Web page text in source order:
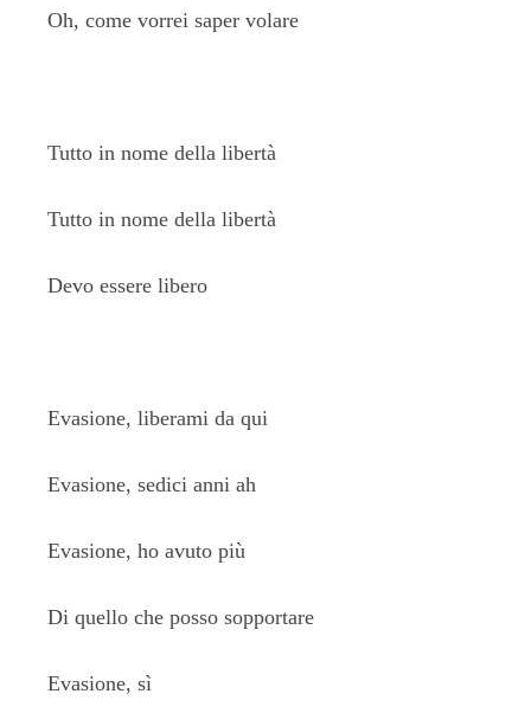
Oh, come vorrei saper volare
Tutto in nome della libertà
Tutto in nome della libertà
Devo essere libero
Evasione, liberami da qui
Evasione, sedici anni ah
Evasione, ho avuto più
Di quello che posso sopportare
Evasione, sì